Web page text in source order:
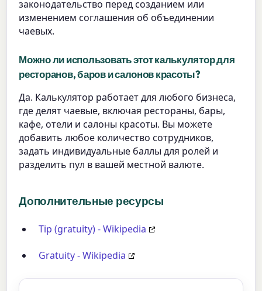
законодательство перед созданием или
изменением соглашения об объединении
чаевых.
Можно ли использовать этот калькулятор для
ресторанов, баров и салонов красоты?
Да. Калькулятор работает для любого бизнеса,
где делят чаевые, включая рестораны, бары,
кафе, отели и салоны красоты. Вы можете
добавить любое количество сотрудников,
задать индивидуальные баллы для ролей и
разделить пул в вашей местной валюте.
Дополнительные ресурсы
Tip (gratuity) - Wikipedia
Gratuity - Wikipedia